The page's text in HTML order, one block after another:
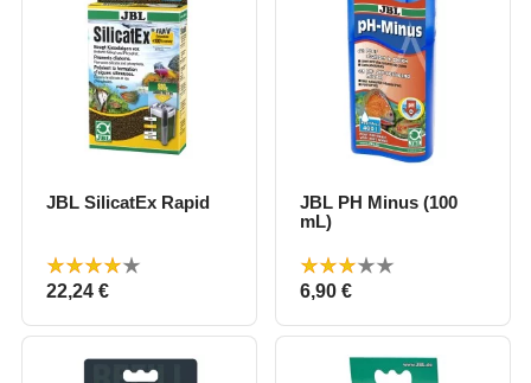
JBL SilicatEx Rapid
Prix
22,24 €
JBL PH Minus (100
mL)
Prix
6,90 €